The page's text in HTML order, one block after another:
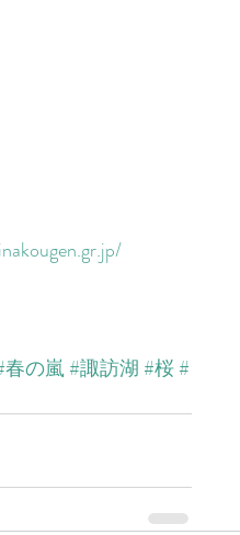
春の嵐#諏訪湖#桜#